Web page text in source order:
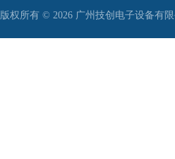
版权所有 © 2026 广州技创电子设备有限